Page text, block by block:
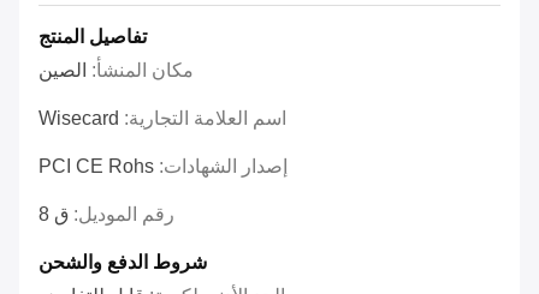
تفاصيل المنتج
مكان المنشأ: الصين
اسم العلامة التجارية: Wisecard
إصدار الشهادات: PCI CE Rohs
رقم الموديل: ق 8
شروط الدفع والشحن